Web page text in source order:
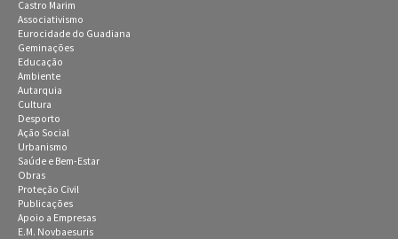
Castro Marim
Associativismo
Eurocidade do Guadiana
Geminações
Educação
Ambiente
Autarquia
Cultura
Desporto
Ação Social
Urbanismo
Saúde e Bem-Estar
Obras
Proteção Civil
Publicações
Apoio a Empresas
E.M. Novbaesuris